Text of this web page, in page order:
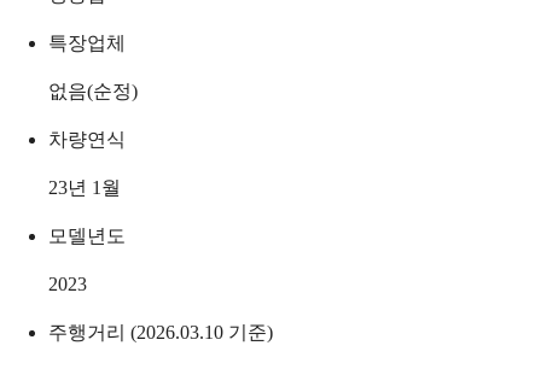
특장업체
없음(순정)
차량연식
23년 1월
모델년도
2023
주행거리 (2026.03.10 기준)